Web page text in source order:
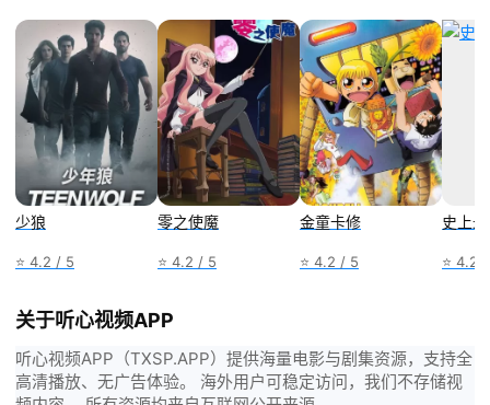
少狼
⭐ 4.2 / 5
零之使魔
⭐ 4.2 / 5
金童卡修
⭐ 4.2 / 5
史上
⭐ 4.2
关于听心视频APP
听心视频APP（TXSP.APP）提供海量电影与剧集资源，支持全
高清播放、无广告体验。 海外用户可稳定访问，我们不存储视